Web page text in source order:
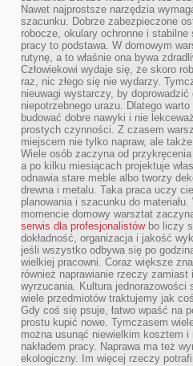
Nawet najprostsze narzędzia
szacunku. Dobrze zabezpieczone
robocze, okulary ochronne i stabilne
pracy to podstawa. W domowym
rutynę, a to właśnie ona bywa
Człowiekowi wydaje się, że skoro
raz, nic złego się nie wydarzy.
nieuwagi wystarczy, by doprowadzić
niepotrzebnego urazu. Dlatego
budować dobre nawyki i nie
prostych czynności. Z czasem
miejscem nie tylko napraw, ale
Wiele osób zaczyna od
a po kilku miesiącach projektuje
odnawia stare meble albo tworzy
drewna i metalu. Taka praca uczy
planowania i szacunku do materiału.
momencie domowy warsztat
serwis dla profesjonalistówbo liczy
dokładność, organizacja i jakość
jeśli wszystko odbywa się po
wielkiej pracowni. Coraz większe
również naprawianie rzeczy zamiast
wyrzucania. Kultura jednorazowości
wiele przedmiotów traktujemy jak
Gdy coś się psuje, łatwo wpaść na
prostu kupić nowe. Tymczasem
można usunąć niewielkim kosztem i
nakładem pracy. Naprawa ma też
ekologiczny. Im więcej rzeczy